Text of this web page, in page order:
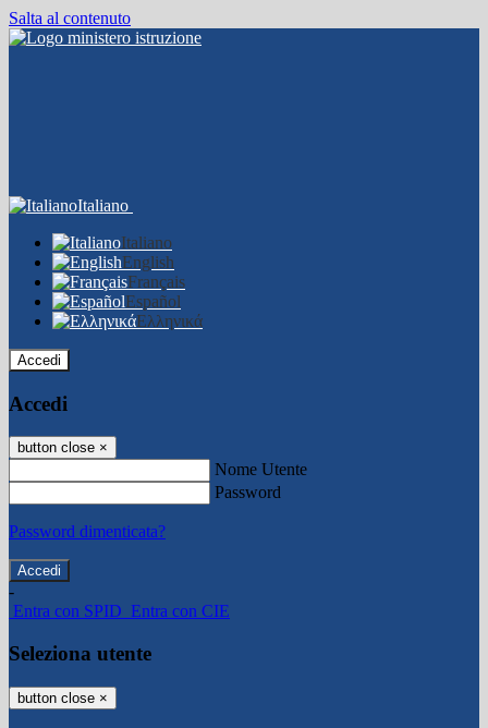
Salta al contenuto
Italiano
Italiano
English
Français
Español
Ελληνικά
Accedi
Accedi
button close ×
Nome Utente
Password
Password dimenticata?
-
Entra con SPID Entra con CIE
Seleziona utente
button close ×